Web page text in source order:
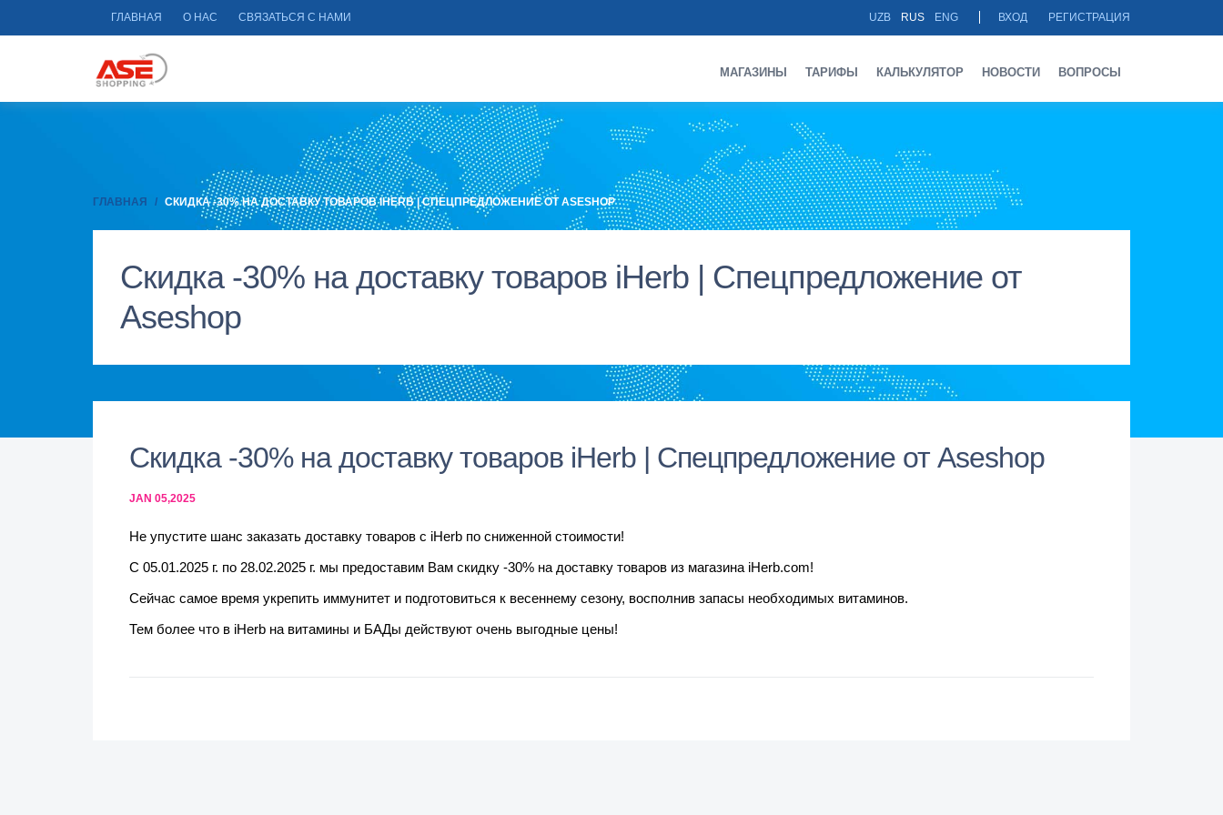
ГЛАВНАЯ О НАС СВЯЗАТЬСЯ С НАМИ UZB RUS ENG ВХОД РЕГИСТРАЦИЯ
МАГАЗИНЫ ТАРИФЫ КАЛЬКУЛЯТОР НОВОСТИ ВОПРОСЫ
ГЛАВНАЯ СКИДКА -30% НА ДОСТАВКУ ТОВАРОВ IHERB | СПЕЦПРЕДЛОЖЕНИЕ ОТ ASESHOP
Скидка -30% на доставку товаров iHerb | Спецпредложение от
Aseshop
Скидка -30% на доставку товаров iHerb | Спецпредложение от Aseshop
JAN 05,2025
Не упустите шанс заказать доставку товаров с iHerb по сниженной стоимости!
С 05.01.2025 г. по 28.02.2025 г. мы предоставим Вам скидку -30% на доставку товаров из магазина iHerb.com!
Сейчас самое время укрепить иммунитет и подготовиться к весеннему сезону, восполнив запасы необходимых витаминов.
Тем более что в iHerb на витамины и БАДы действуют очень выгодные цены!